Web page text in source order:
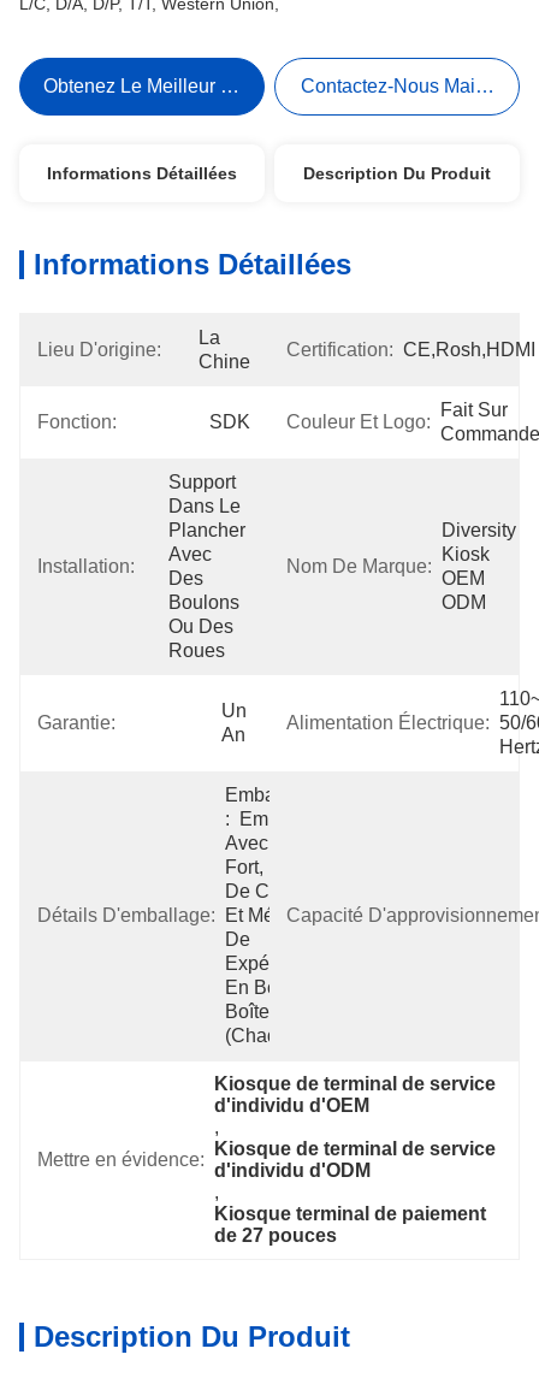
Obtenez Le Meilleur Prix Contactez-Nous Maintenant
Informations Détaillées Description Du Produit
Informations Détaillées
Lieu D'origine:
La
Chine
Certification: CE,Rosh,HDMI
Fonction: SDK Couleur Et Logo:
Fait Sur
Commande
Installation:
Support
Dans Le
Plancher
Avec
Des
Boulons
Ou Des
Roues
Nom De Marque:
Diversity
Kiosk
OEM
ODM
Garantie:
Un
An
Alimentation Électrique: 50/
Détails D'emballage:
Emballage
:  Emballé
Avec EPE
Fort, Boîte
De Carton
Et Méthode
De
Expédition
En Bois De
Boîte
(chaqu
Capacité
Mettre en évidence:
Kiosque de terminal de service
d'individu d'OEM
,
Kiosque de terminal de service
d'individu d'ODM
,
Kiosque terminal de paiement
de 27 pouces
Description Du Produit